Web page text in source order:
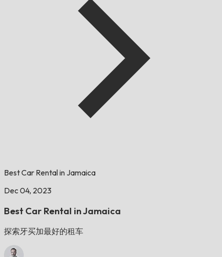
Best Car Rental in Jamaica
Dec 04, 2023
Best Car Rental in Jamaica
探索牙买加最好的租车